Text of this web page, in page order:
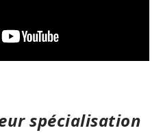
spécialisation